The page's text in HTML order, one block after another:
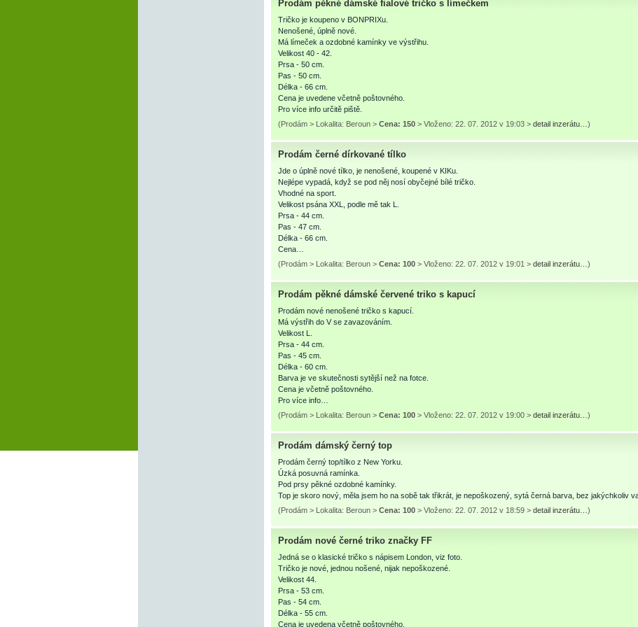
Prodám pěkné dámské fialové tričko s límečkem
Tričko je koupeno v BONPRIXu.
Nenošené, úplně nové.
Má límeček a ozdobné kamínky ve výstřihu.
Velikost 40 - 42.
Prsa - 50 cm.
Pas - 50 cm.
Délka - 66 cm.
Cena je uvedene včetně poštovného.
Pro více info určitě piště.
(Prodám > Lokalita: Beroun > Cena: 150 > Vloženo: 22. 07. 2012 v 19:03 > detail inzerátu… )
Prodám černé dírkované tílko
Jde o úplně nové tílko, je nenošené, koupené v KIKu.
Nejlépe vypadá, když se pod něj nosí obyčejné bílé tričko.
Vhodné na sport.
Velikost psána XXL, podle mě tak L.
Prsa - 44 cm.
Pas - 47 cm.
Délka - 66 cm.
Cena…
(Prodám > Lokalita: Beroun > Cena: 100 > Vloženo: 22. 07. 2012 v 19:01 > detail inzerátu… )
Prodám pěkné dámské červené triko s kapucí
Prodám nové nenošené tričko s kapucí.
Má výstřih do V se zavazováním.
Velikost L.
Prsa - 44 cm.
Pas - 45 cm.
Délka - 60 cm.
Barva je ve skutečnosti sytější než na fotce.
Cena je včetně poštovného.
Pro více info…
(Prodám > Lokalita: Beroun > Cena: 100 > Vloženo: 22. 07. 2012 v 19:00 > detail inzerátu… )
Prodám dámský černý top
Prodám černý top/tílko z New Yorku.
Úzká posuvná ramínka.
Pod prsy pěkné ozdobné kamínky.
Top je skoro nový, měla jsem ho na sobě tak třikrát, je nepoškozený, sytá černá barva, bez jakýchkoliv
(Prodám > Lokalita: Beroun > Cena: 100 > Vloženo: 22. 07. 2012 v 18:59 > detail inzerátu… )
Prodám nové černé triko značky FF
Jedná se o klasické tričko s nápisem London, viz foto.
Tričko je nové, jednou nošené, nijak nepoškozené.
Velikost 44.
Prsa - 53 cm.
Pas - 54 cm.
Délka - 55 cm.
Cena je uvedena včetně poštovného.